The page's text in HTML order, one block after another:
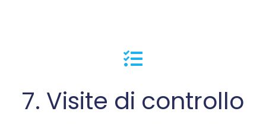
7. Visite di controllo